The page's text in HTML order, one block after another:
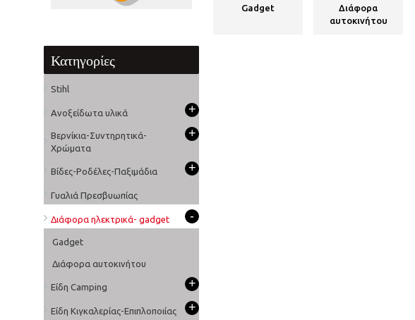
Κατηγορίες
Stihl
Ανοξείδωτα υλικά +
Βερνίκια-Συντηρητικά-
Χρώματα
+
Βίδες-Ροδέλες-Παξιμάδια +
Γυαλιά Πρεσβυωπίας
Διάφορα ηλεκτρικά- gadget -
Gadget
Διάφορα αυτοκινήτου
Είδη Camping +
Είδη Κιγκαλερίας-Επιπλοποιίας +
Gadget
Διάφορα
αυτοκινήτου